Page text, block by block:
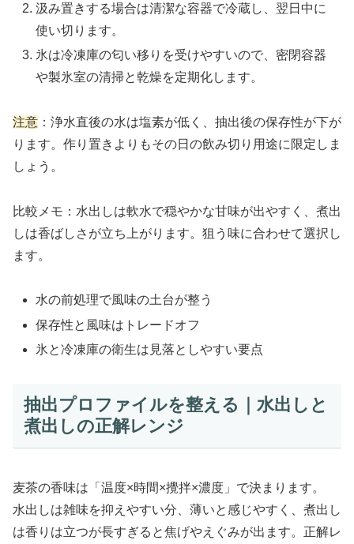
汲み置きする場合は清潔な容器で冷蔵し、翌日中に
使い切ります。
氷は冷凍庫の匂い移りを受けやすいので、密閉容器
や製氷室の清掃と乾燥を定期化します。
注意 ：浄水直後の水は塩素が低く、抽出後の保存性が下が
ります。作り置きよりもその日の飲み切り用途に限定しま
しょう。
比較メモ：水出しは軟水で穏やかな甘味が出やすく、煮出
しは香ばしさが立ち上がります。狙う味に合わせて選択し
ます。
水の前処理で風味の土台が整う
保存性と風味はトレードオフ
氷と冷凍庫の衛生は見落としやすい要点
抽出プロファイルを整える｜水出しと
煮出しの正解レンジ
麦茶の香味は「温度×時間×攪拌×濃度」で決まります。
水出しは雑味を抑えやすい分、薄いと感じやすく、煮出し
は香りは立つが長すぎると焦げやえぐみが出ます。正解レ